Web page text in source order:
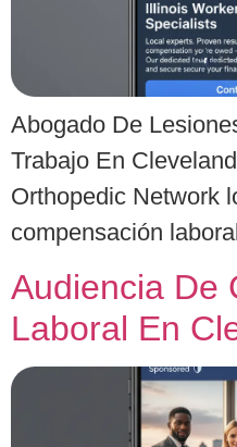
Abogado De
Trabajo En
Orthopedic Network
compensación
Audiencia De
Laboral En